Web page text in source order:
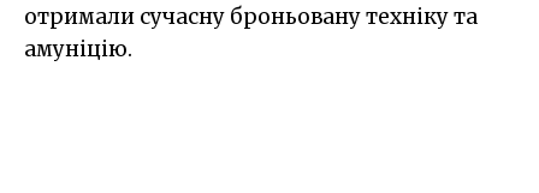
отримали сучасну броньовану техніку та
амуніцію.